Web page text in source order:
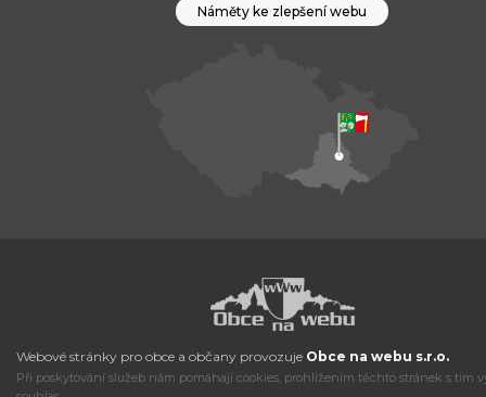
Náměty ke zlepšení webu
Webové stránky pro obce a občany provozuje Obce na webu s.r.o.
Při poskytování služeb nám pomáhají cookies, prohlížením těchto stránek s tím